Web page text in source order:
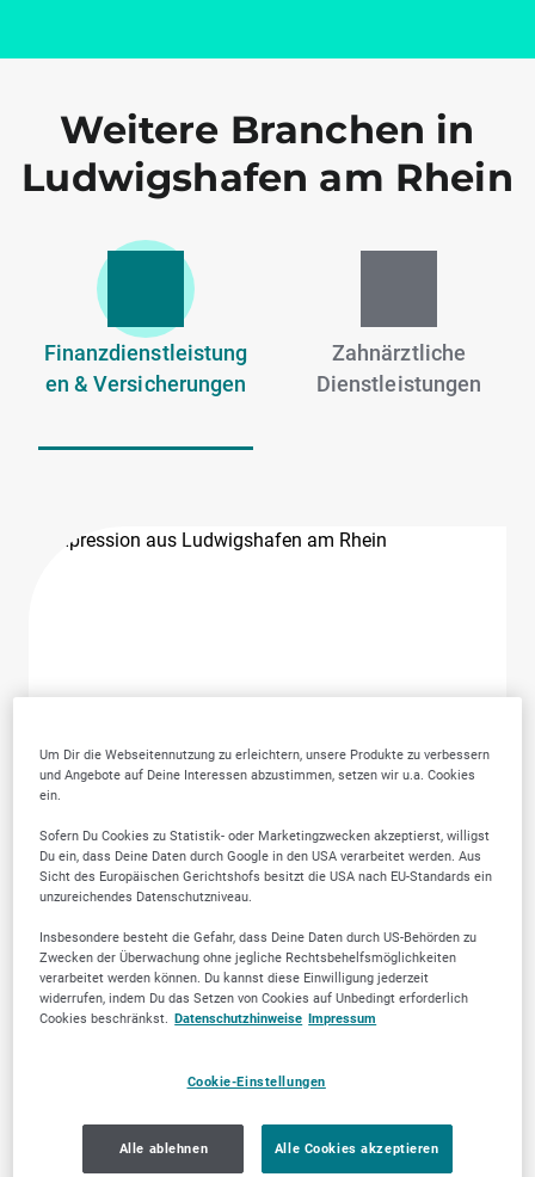
Weitere Branchen in
Ludwigshafen am Rhein
Finanzdienstleistung
en & Versicherungen
Zahnärztliche
Dienstleistungen
Warum SELLWERK
Um Dir die Webseitennutzung zu erleichtern, unsere Produkte zu verbessern
und Angebote auf Deine Interessen abzustimmen, setzen wir u.a. Cookies
ein.
Sofern Du Cookies zu Statistik- oder Marketingzwecken akzeptierst, willigst
Du ein, dass Deine Daten durch Google in den USA verarbeitet werden. Aus
Sicht des Europäischen Gerichtshofs besitzt die USA nach EU-Standards ein
unzureichendes Datenschutzniveau.
Insbesondere besteht die Gefahr, dass Deine Daten durch US-Behörden zu
Zwecken der Überwachung ohne jegliche Rechtsbehelfsmöglichkeiten
verarbeitet werden können. Du kannst diese Einwilligung jederzeit
widerrufen, indem Du das Setzen von Cookies auf Unbedingt erforderlich
Cookies beschränkst. Datenschutzhinweise Impressum
Cookie-Einstellungen
Alle ablehnen Alle Cookies akzeptieren